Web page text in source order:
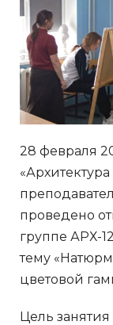
28 февраля
проведено
группе АРХ-
тему
цветовой
Цель